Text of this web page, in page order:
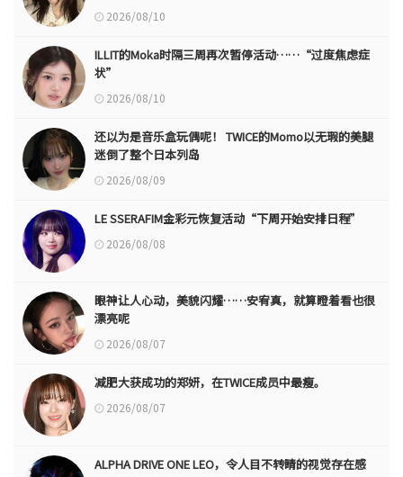
2026/08/10
ILLIT的Moka时隔三周再次暂停活动……“过度焦虑症
状”
2026/08/10
还以为是音乐盒玩偶呢！ TWICE的Momo以无瑕的美腿
迷倒了整个日本列岛
2026/08/09
LE SSERAFIM金彩元恢复活动“下周开始安排日程”
2026/08/08
眼神让人心动，美貌闪耀……安宥真，就算瞪着看也很
漂亮呢
2026/08/07
减肥大获成功的郑妍，在TWICE成员中最瘦。
2026/08/07
ALPHA DRIVE ONE LEO，令人目不转睛的视觉存在感